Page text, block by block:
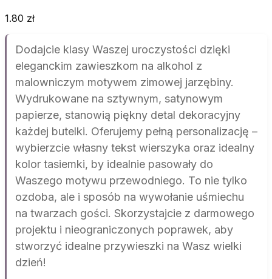
1.80 zł
Dodajcie klasy Waszej uroczystości dzięki
eleganckim zawieszkom na alkohol z
malowniczym motywem zimowej jarzębiny.
Wydrukowane na sztywnym, satynowym
papierze, stanowią piękny detal dekoracyjny
każdej butelki. Oferujemy pełną personalizację –
wybierzcie własny tekst wierszyka oraz idealny
kolor tasiemki, by idealnie pasowały do
Waszego motywu przewodniego. To nie tylko
ozdoba, ale i sposób na wywołanie uśmiechu
na twarzach gości. Skorzystajcie z darmowego
projektu i nieograniczonych poprawek, aby
stworzyć idealne przywieszki na Wasz wielki
dzień!